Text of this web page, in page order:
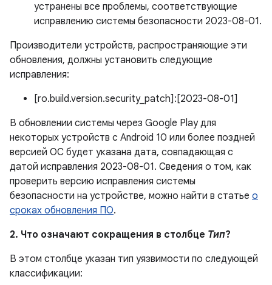
устранены все проблемы, соответствующие
исправлению системы безопасности 2023-08-01.
Производители устройств, распространяющие эти
обновления, должны установить следующие
исправления:
[ro.build.version.security_patch]:[2023-08-01]
В обновлении системы через Google Play для
некоторых устройств с Android 10 или более поздней
версией ОС будет указана дата, совпадающая с
датой исправления 2023-08-01. Сведения о том, как
проверить версию исправления системы
безопасности на устройстве, можно найти в статье о
сроках обновления ПО.
2. Что означают сокращения в столбце Тип?
В этом столбце указан тип уязвимости по следующей
классификации: